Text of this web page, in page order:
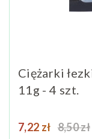
Ciężarki
11g - 4 szt.
Cena
7,22 zł Cena
8,50 zł